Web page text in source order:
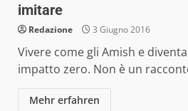
imitare
Redazione 3 Giugno 2016
Vivere come gli Amish e
impatto zero. Non è un
Mehr erfahren